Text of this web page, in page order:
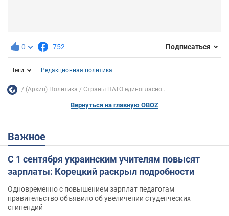
0 752 Подписаться
Теги Редакционная политика
(Архив) Политика Страны НАТО единогласно...
Вернуться на главную OBOZ
Важное
С 1 сентября украинским учителям повысят
зарплаты: Корецкий раскрыл подробности
Одновременно с повышением зарплат педагогам
правительство объявило об увеличении студенческих
стипендий